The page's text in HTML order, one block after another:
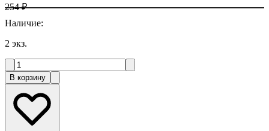
254 ₽
Наличие:
2 экз.
В корзину